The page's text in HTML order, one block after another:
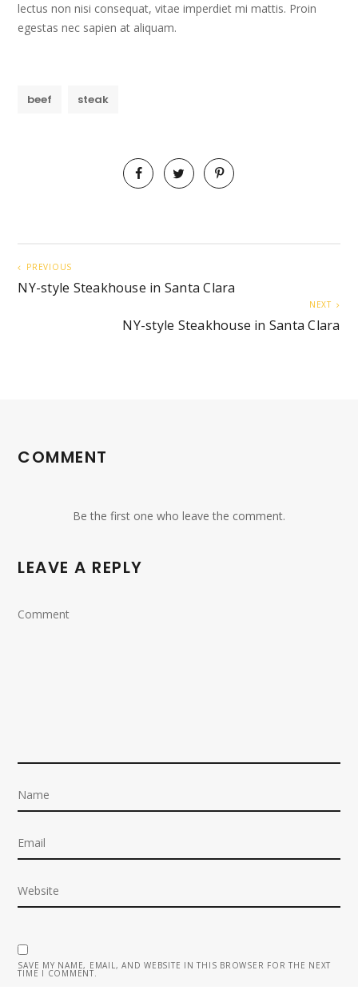
lectus non nisi consequat, vitae imperdiet mi mattis. Proin
egestas nec sapien at aliquam.
beef steak
PREVIOUS
NY-style Steakhouse in Santa Clara
NEXT
NY-style Steakhouse in Santa Clara
COMMENT
Be the first one who leave the comment.
LEAVE A REPLY
SAVE MY NAME, EMAIL, AND WEBSITE IN THIS BROWSER FOR THE NEXT
TIME I COMMENT.